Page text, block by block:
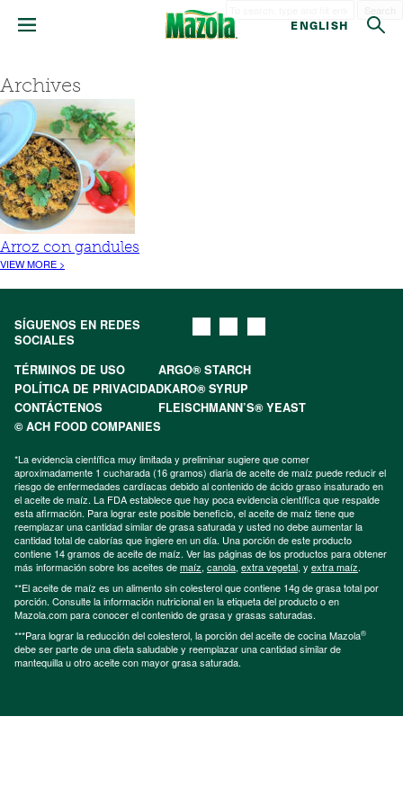
ENGLISH
Archives
Arroz con gandules
VIEW MORE >
SÍGUENOS EN REDES
SOCIALES
TÉRMINOS DE USO
ARGO® STARCH
POLÍTICA DE PRIVACIDADKARO® SYRUP
CONTÁCTENOS
FLEISCHMANN’S® YEAST
© ACH FOOD COMPANIES
*La evidencia científica muy limitada y preliminar sugiere que comer
aproximadamente 1 cucharada (16 gramos) diaria de aceite de maíz puede reducir el
riesgo de enfermedades cardíacas debido al contenido de ácido graso insaturado en
el aceite de maíz. La FDA establece que hay poca evidencia científica que respalde
esta afirmación. Para lograr este posible beneficio, el aceite de maíz tiene que
reemplazar una cantidad similar de grasa saturada y usted no debe aumentar la
cantidad total de calorías que ingiere en un día. Una porción de este producto
contiene 14 gramos de aceite de maíz. Ver las páginas de los productos para obtener
más información sobre los aceites demaíz, canola, extra vegetal, y extra maíz.
**El aceite de maíz es un alimento sin colesterol que contiene 14g de grasa total por
porción. Consulte la información nutricional en la etiqueta del producto o en
Mazola.com para conocer el contenido de grasa y grasas saturadas.
***Para lograr la reducción del colesterol, la porción del aceite de cocina Mazola®
debe ser parte de una dieta saludable y reemplazar una cantidad similar de
mantequilla u otro aceite con mayor grasa saturada.